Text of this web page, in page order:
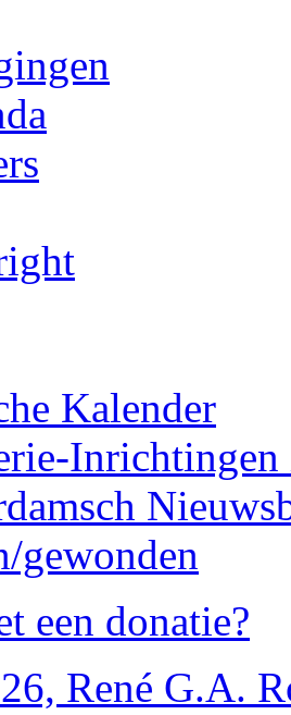
Kalender
Inrichtingen
gewonden
een donatie?
René G.A.